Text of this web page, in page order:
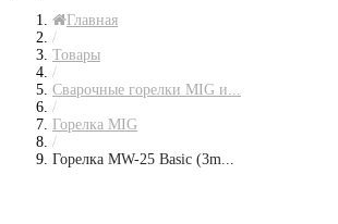
Главная
/
Товары
/
Сварочные горелки MIG и...
/
Горелка MIG
/
Горелка MW-25 Basic (3m...